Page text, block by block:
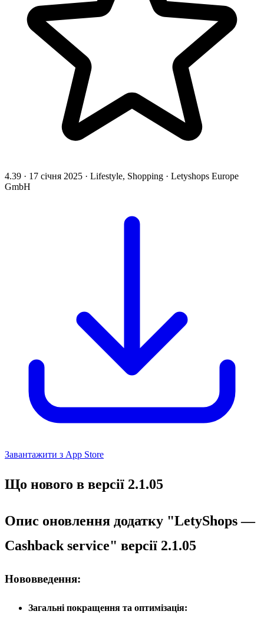
4.39 · 17 січня 2025 · Lifestyle, Shopping · Letyshops Europe
GmbH
Завантажити з App Store
Що нового в версії 2.1.05
Опис оновлення додатку "LetyShops —
Cashback service" версії 2.1.05
Нововведення:
Загальні покращення та оптимізація: